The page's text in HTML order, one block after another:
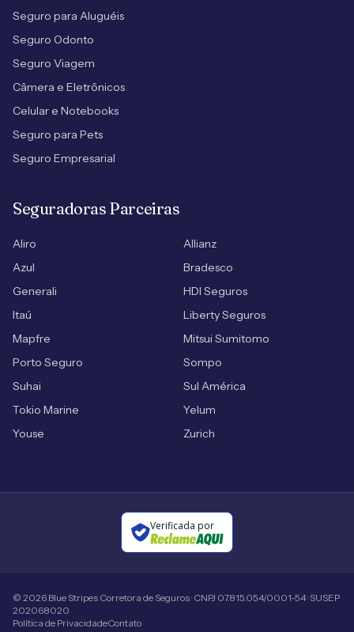
Seguro para Aluguéis
Seguro Odonto
Seguro Viagem
Câmera e Eletrônicos
Celular e Notebooks
Seguro para Pets
Seguro Empresarial
Seguradoras Parceiras
Aliro
Allianz
Azul
Bradesco
Generali
HDI Seguros
Itaú
Liberty Seguros
Mapfre
Mitsui Sumitomo
Porto Seguro
Sompo
Suhai
Sul América
Tokio Marine
Yelum
Youse
Zurich
Verificada por
© 2026 Blue Stripes Corretora de Seguros · CNPJ 07.815.054/0001-54 · SUSEP
202068020
Política de PrivacidadeContato